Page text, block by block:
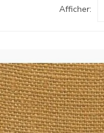
Afficher: